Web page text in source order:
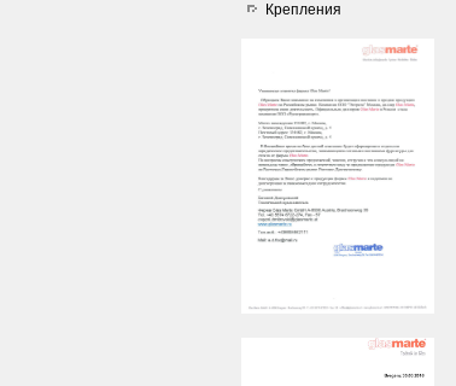
Крепления